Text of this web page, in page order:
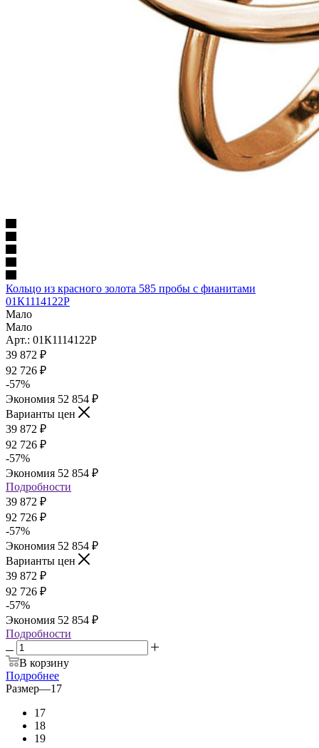
Кольцо из красного золота 585 пробы с фианитами
01К1114122Р
Мало
Мало
Арт.: 01К1114122Р
39 872 ₽
92 726 ₽
-57%
Экономия 52 854 ₽
Варианты цен
39 872 ₽
92 726 ₽
-57%
Экономия 52 854 ₽
Подробности
39 872 ₽
92 726 ₽
-57%
Экономия 52 854 ₽
Варианты цен
39 872 ₽
92 726 ₽
-57%
Экономия 52 854 ₽
Подробности
В корзину
Подробнее
Размер—17
17
18
19